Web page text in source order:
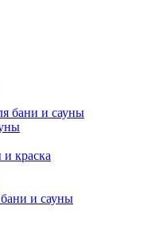
бани и сауны
краска
и сауны